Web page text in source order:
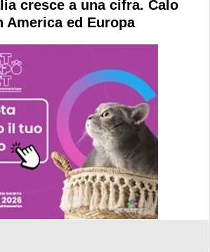
cresce a una cifra. Calo
America ed Europa